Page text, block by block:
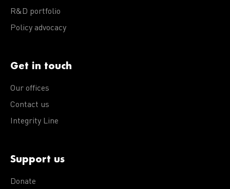
R&D portfolio
Policy advocacy
Get in touch
Our offices
Contact us
Integrity Line
Support us
Donate